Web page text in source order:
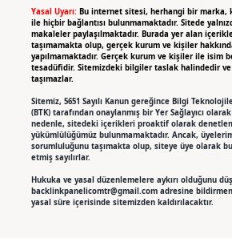
Yasal Uyarı: Bu internet sitesi, herhangi bir marka,
ile hiçbir bağlantısı bulunmamaktadır. Sitede
makaleler paylaşılmaktadır. Burada yer alan
taşımamakta olup, gerçek kurum ve kişiler
yapılmamaktadır. Gerçek kurum ve kişiler ile isim
tesadüfidir. Sitemizdeki bilgiler taslak halindedir
taşımazlar.
Sitemiz, 5651 Sayılı Kanun gereğince Bilgi
(BTK) tarafından onaylanmış bir Yer Sağlayıcı
nedenle, sitedeki içerikleri proaktif olarak
yükümlülüğümüz bulunmamaktadır. Ancak,
sorumluluğunu taşımakta olup, siteye üye olarak
etmiş sayılırlar.
Hukuka ve yasal düzenlemelere aykırı olduğunu
backlinkpanelicomtr@gmail.comadresine
yasal süre içerisinde sitemizden kaldırılacaktır.